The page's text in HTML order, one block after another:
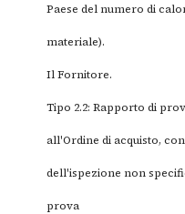
Paese del numero di
materiale).
Il Fornitore.
Tipo 2.2: Rapporto di
all'Ordine di acquisto,
dell'ispezione non
prova